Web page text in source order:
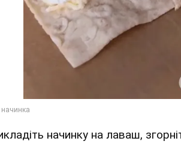
начинку на лаваш,